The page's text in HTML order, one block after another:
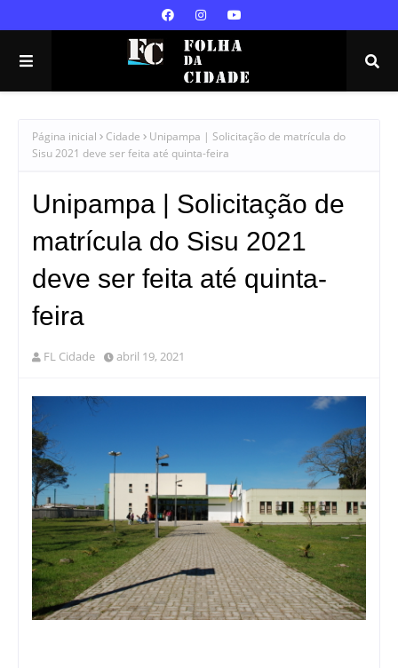
Página inicial Cidade
Unipampa | Solicitação de matrícula do
Sisu 2021 deve ser feita até quinta-feira
Unipampa | Solicitação de
matrícula do Sisu 2021
deve ser feita até quinta-
feira
FL Cidade abril 19, 2021